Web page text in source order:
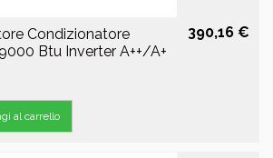
Condizionatore
Btu Inverter A++/A+
390,16 €
al carrello